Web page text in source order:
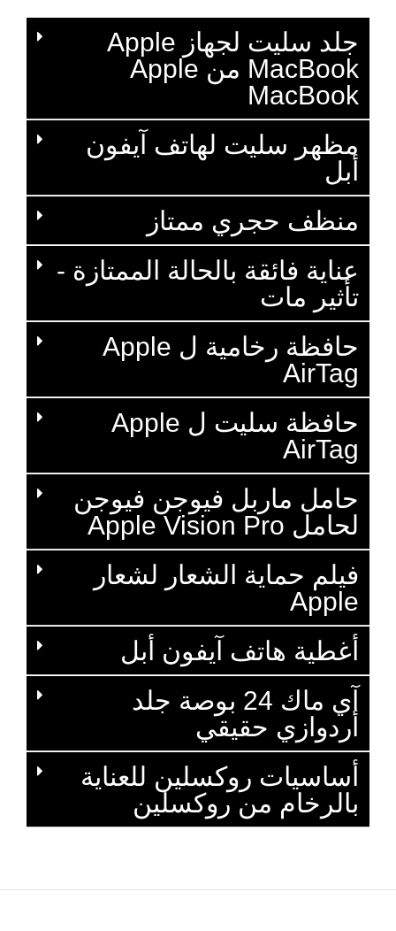
جلد سليت لجهاز Apple
MacBook من Apple
MacBook
مظهر سليت لهاتف آيفون
أبل
منظف حجري ممتاز
عناية فائقة بالحالة الممتازة -
تأثير مات
حافظة رخامية ل Apple
AirTag
حافظة سليت ل Apple
AirTag
حامل ماربل فيوجن فيوجن
لحامل Apple Vision Pro
فيلم حماية الشعار لشعار
Apple
أغطية هاتف آيفون أبل
آي ماك 24 بوصة جلد
أردوازي حقيقي
أساسيات روكسلين للعناية
بالرخام من روكسلين